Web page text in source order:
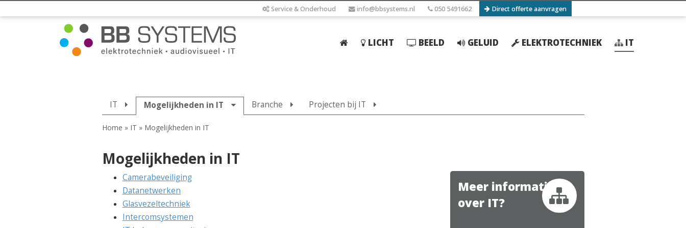
Service & Onderhoud info@bbsystems.nl 050 5491662 Direct offerte aanvragen
Beeld
LICHT BEELD GELUID ELEKTROTECHNIEK IT
IT Mogelijkheden in IT Branche Projecten bij IT
Home » IT » Mogelijkheden in IT
Mogelijkheden in IT
Camerabeveiliging
Datanetwerken
Glasvezeltechniek
Intercomsystemen
Meer informatie
over IT?